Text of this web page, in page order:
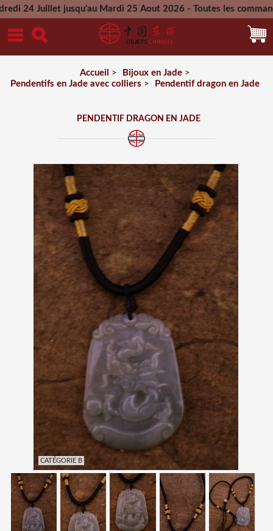
jusqu'au Mardi 25 Aout 2026 - Toutes les commandes
Mercredi 26 Aout 2026
Accueil > Bijoux en Jade >
Pendentifs en Jade avec colliers > Pendentif dragon en Jade
PENDENTIF DRAGON EN JADE
CATÉGORIE B